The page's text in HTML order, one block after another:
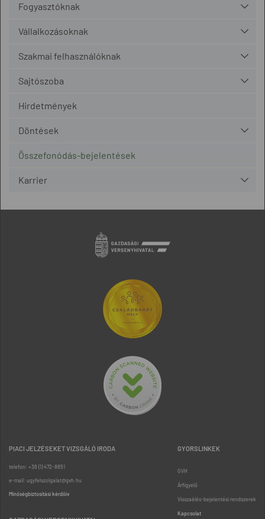
Fogyasztóknak
Vállalkozásoknak
Szakmai felhasználóknak
Sajtószoba
Hirdetmények
Döntések
Összefonódás-bejelentések
Karrier
PIACI JELZÉSEKET VIZSGÁLÓ IRODA
telefon: +36 (1) 472-8851
e-mail: ugyfelszolgalat@gvh.hu
Minőségbiztosítási kérdőív
GYORSLINKEK
GVH
Árfigyelő
Visszaélés-bejelentési rendszerek
Kapcsolat